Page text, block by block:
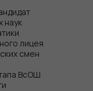
наук
лицея
смен
ВсОШ